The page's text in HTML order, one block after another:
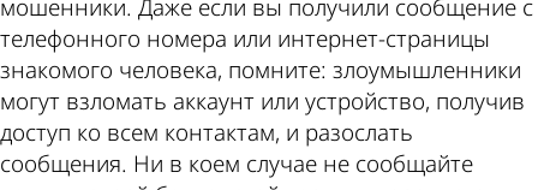
мошенники. Даже если вы получили сообщение с
телефонного номера или интернет-страницы
знакомого человека, помните: злоумышленники
могут взломать аккаунт или устройство, получив
доступ ко всем контактам, и разослать
сообщения. Ни в коем случае не сообщайте